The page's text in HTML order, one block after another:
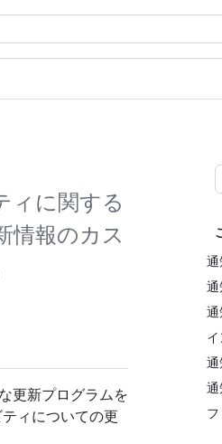
ィに関する
情報のカス
通
通
通
通
通
更新プログラムを
ィについての更